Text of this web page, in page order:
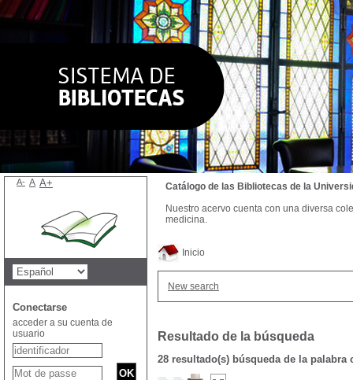
Inicio
New search
Resultado de la búsqueda
28 resultado(s) búsqueda de la palabra
Catálogo de las Bibliotecas de la
Nuestro acervo cuenta con una diversa
medicina.
A- A A+
Conectarse
acceder a su cuenta de
usuario